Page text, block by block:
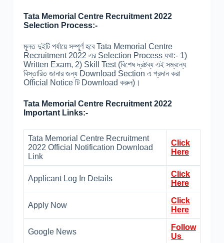
Tata Memorial Centre Recruitment 2022
Selection Process:-
মূলত দুইটি পর্যায়ে সম্পূর্ণ হবে Tata Memorial Centre
Recruitment 2022 এর Selection Process যথা:- 1)
Written Exam, 2) Skill Test (বিশেষ দ্রষ্টব্য এই সম্বন্ধে
বিস্তারিত জানার জন্য Download Section এ প্রদান করা
Official Notice টি Download করুন)।
Tata Memorial Centre Recruitment 2022
Important Links:-
Tata Memorial Centre Recruitment
2022 Official Notification Download
Link
Click
Here
Applicant Log In Details
Click
Here
Apply Now
Click
Here
Google News
Follow
Us